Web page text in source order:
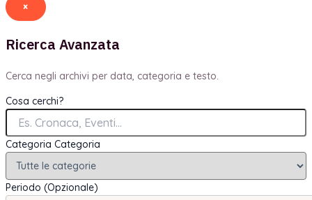
×
Ricerca Avanzata
Cerca negli archivi per data, categoria e testo.
Cosa cerchi?
Categoria Categoria
Periodo (Opzionale)